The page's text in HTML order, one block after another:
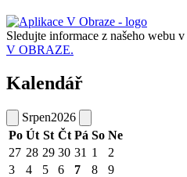
Sledujte informace z našeho webu v
V OBRAZE.
Kalendář
Srpen2026
Po Út St Čt Pá So Ne
27 28 29 30 31 1
2
3
4 5 6 7 8
9